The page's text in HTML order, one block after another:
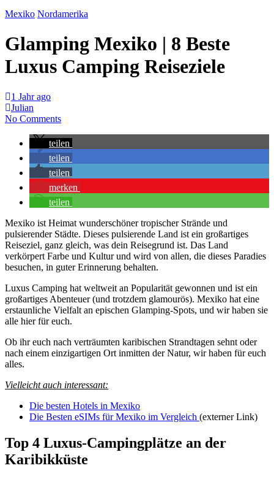
Mexiko Nordamerika
Glamping Mexiko | 8 Beste
Luxus Camping Reiseziele
1 Jahr ago
Julian
No Comments
teilen
teilen
teilen
merken
teilen
Mexiko ist Heimat wunderschöner tropischer Strände und
pulsierender Städte. Dieses pulsierende Land ist ein großartiges
Reiseziel, ganz gleich, was dein Reisegrund ist. Das Land
verkörpert Farbe und Kultur und wird von allen, die dieses Paradies
besuchen, in guter Erinnerung behalten.
Luxus Camping hat weltweit an Popularität gewonnen und ist ein
großartiges Abenteuer (und trotzdem glamourös). Mexiko hat eine
erstaunliche Vielfalt an epischen Glamping-Spots, und wir haben sie
alle hier für euch.
Ob ihr euch nach verträumten karibischen Strandtagen sehnt oder
nach einem einzigartigen Ort inmitten der Natur, wir haben für euch
alles.
Vielleicht auch interessant:
Die besten Hotels in Mexiko
Die Besten eSIMs für Mexiko im Vergleich (externer Link)
Top 4 Luxus-Campingplätze an der
Karibikküste